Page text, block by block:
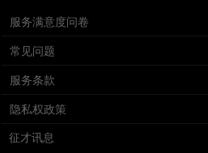
服务满意度问卷
常见问题
服务条款
隐私权政策
征才讯息